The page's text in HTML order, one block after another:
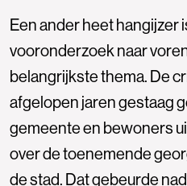
Een ander heet hangijzer
vooronderzoek naar
belangrijkste thema. De
afgelopen jaren gestaag
gemeente en bewoners
over de toenemende
de stad. Dat gebeurde